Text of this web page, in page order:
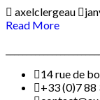
axelclergeau
Read More
14 rue de
+33 (0)7 88